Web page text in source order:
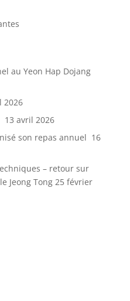
au Yeon Hap Dojang
2026
13 avril 2026
son repas annuel 16
– retour sur
Jeong Tong 25 février